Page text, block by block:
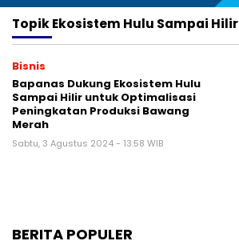
TopikEkosistem Hulu Sampai Hilir
Bisnis
Bapanas Dukung Ekosistem Hulu
Sampai Hilir untuk Optimalisasi
Peningkatan Produksi Bawang
Merah
Sabtu, 3 Agustus 2024 - 13:58 WIB
BERITA POPULER